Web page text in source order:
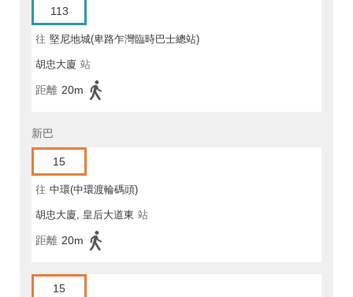
113
往 堅尼地城(卑路乍灣臨時巴士總站)
胡忠大廈 站
距離 20m
新巴
15
往 中環(中環渡輪碼頭)
胡忠大廈, 皇后大道東 站
距離 20m
15